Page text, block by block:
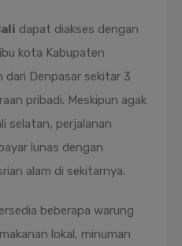
dapat diakses dengan
kota Kabupaten
dari Denpasar sekitar 3
pribadi. Meskipun agak
selatan, perjalanan
lunas dengan
alam di sekitarnya.
beberapa warung
lokal, minuman